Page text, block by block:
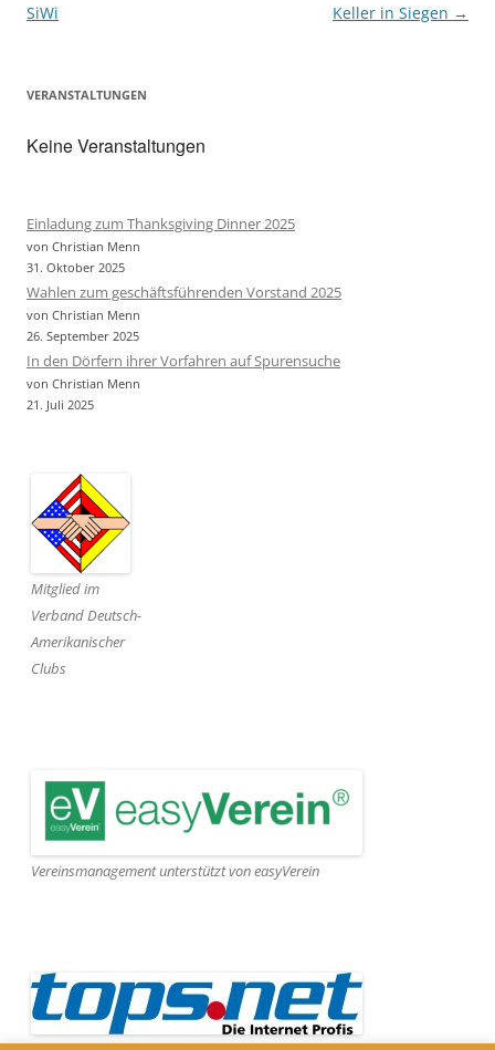
SiWi
Keller in Siegen →
VERANSTALTUNGEN
Keine Veranstaltungen
Einladung zum Thanksgiving Dinner 2025
von Christian Menn
31. Oktober 2025
Wahlen zum geschäftsführenden Vorstand 2025
von Christian Menn
26. September 2025
In den Dörfern ihrer Vorfahren auf Spurensuche
von Christian Menn
21. Juli 2025
Mitglied im
Verband Deutsch-
Amerikanischer
Clubs
Vereinsmanagement unterstützt von easyVerein